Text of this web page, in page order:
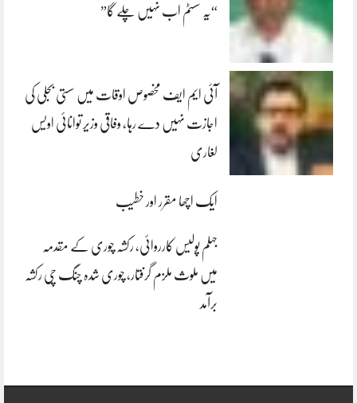
“یہ سسٹم اب نہیں چلے گا”
آئی ایم ایف مخصوص اوقات میں سستی بجلی کی
اجازت نہیں دے رہا، وفاقی وزیر توانائی اویس
لغاری
ایک اچھا مقرر اور خطیب
جہلم پولیس کارروائی، رکشہ چوری کے مقدمہ
میں ملوث ملزم گرفتار، چوری شدہ چنگ چی رکشہ
برآمد